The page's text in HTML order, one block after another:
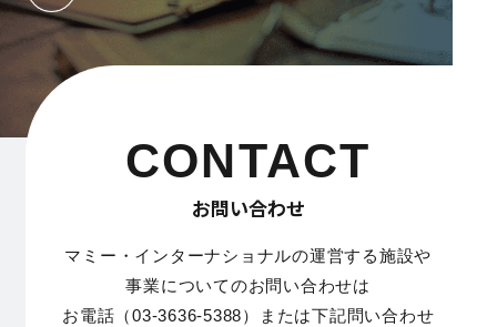
CONTACT
お問い合わせ
マミー・インターナショナルの運営する施設や
事業についてのお問い合わせは
お電話（03-3636-5388）または下記問い合わせ